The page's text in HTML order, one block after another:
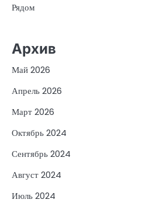
Рядом
Архив
Май 2026
Апрель 2026
Март 2026
Октябрь 2024
Сентябрь 2024
Август 2024
Июль 2024